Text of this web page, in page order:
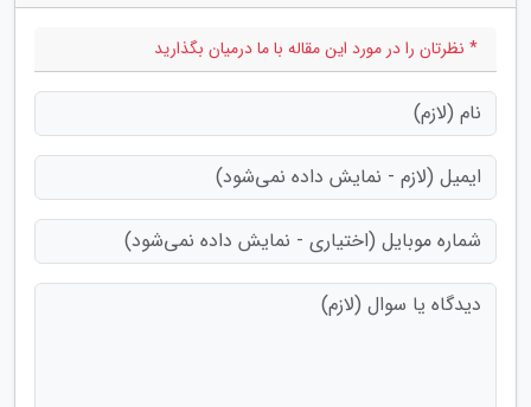
* نظرتان را در مورد این مقاله با ما درمیان بگذارید